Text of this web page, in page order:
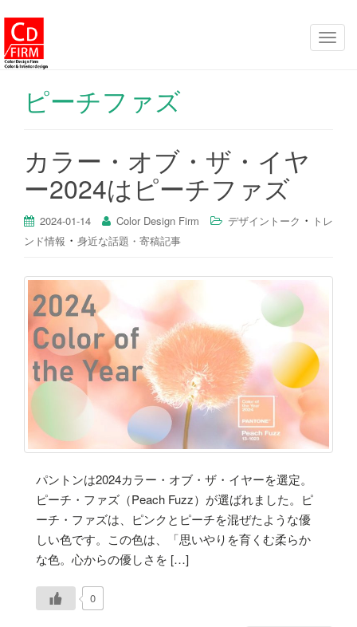
ナ
り
ピーチファズ
カラー・オブ・ザ・イヤ
ー2024はピーチファズ
2024-01-14 Color Design Firm デザイントーク ・ トレ
ンド情報 ・ 身近な話題・寄稿記事
パントンは2024カラー・オブ・ザ・イヤーを選定。
ピーチ・ファズ（Peach Fuzz）が選ばれました。ピ
ーチ・ファズは、ピンクとピーチを混ぜたような優
しい色です。この色は、「思いやりを育くむ柔らか
な色。心からの優しさを […]
0